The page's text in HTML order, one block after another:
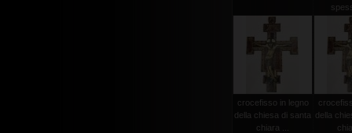
crocefisso in legno
della chiesa di santa
chiara ...
della